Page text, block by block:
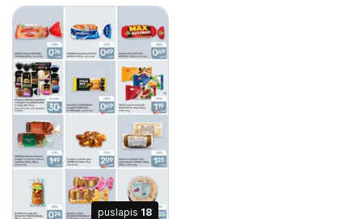
puslapis 18